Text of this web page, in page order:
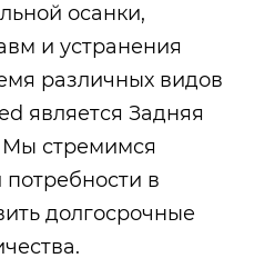
осанки,
и устранения
различных видов
является Задняя
Мы стремимся
в
долгосрочные